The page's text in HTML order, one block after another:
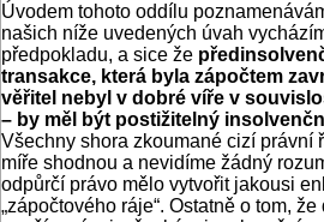
Úvodem tohoto oddílu
našich níže uvedených úvah
předpokladu, a sice že
transakce, která byla zápočtem
věřitel nebyl v dobré víře v
– by měl být postižitelný
Všechny shora zkoumané cizí právní
míře shodnou a nevidíme žádný
odpůrčí právo mělo vytvořit jakousi
„zápočtového ráje“. Ostatně o tom,